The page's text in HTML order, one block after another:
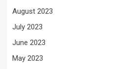
August 2023
July 2023
June 2023
May 2023